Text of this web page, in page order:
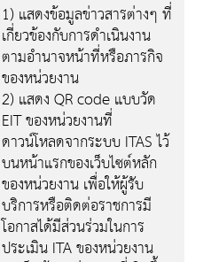
1) แสดงข้อมูลข่าวสารต่างๆ ที่
เกี่ยวข้องกับการดำเนินงาน
ตามอำนาจหน้าที่หรือภารกิจ
ของหน่วยงาน
2) แสดง QR code แบบวัด
EIT ของหน่วยงานที่
ดาวน์โหลดจากระบบ ITAS ไว้
บนหน้าแรกของเว็บไซต์หลัก
ของหน่วยงาน เพื่อให้ผู้รับ
บริการหรือติดต่อราชการมี
โอกาสได้มีส่วนร่วมในการ
ประเมิน ITA ของหน่วยงาน